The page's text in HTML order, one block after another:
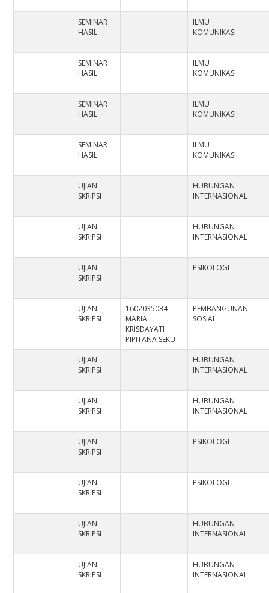
SEMINAR
HASIL
ILMU
KOMUNIKASI
SEMINAR
HASIL
ILMU
KOMUNIKASI
SEMINAR
HASIL
ILMU
KOMUNIKASI
SEMINAR
HASIL
ILMU
KOMUNIKASI
UJIAN
SKRIPSI
HUBUNGAN
INTERNASIONAL
UJIAN
SKRIPSI
HUBUNGAN
INTERNASIONAL
UJIAN
SKRIPSI
PSIKOLOGI
UJIAN
SKRIPSI
1602035034 -
MARIA
KRISDAYATI
PIPITANA SEKU
PEMBANGUNAN
SOSIAL
UJIAN
SKRIPSI
HUBUNGAN
INTERNASIONAL
UJIAN
SKRIPSI
HUBUNGAN
INTERNASIONAL
UJIAN
SKRIPSI
PSIKOLOGI
UJIAN
SKRIPSI
PSIKOLOGI
UJIAN
SKRIPSI
HUBUNGAN
INTERNASIONAL
UJIAN
SKRIPSI
HUBUNGAN
INTERNASIONAL